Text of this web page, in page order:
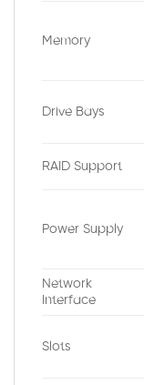
Memory
Drive Bays
RAID Support
Power Supply
Network
Interface
Slots